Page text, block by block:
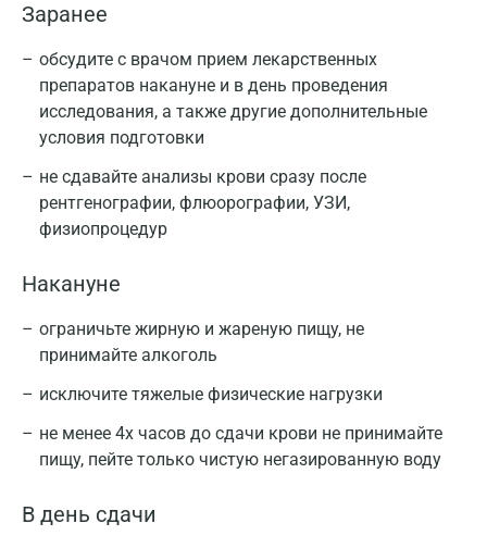
Заранее
обсудите с врачом прием лекарственных
препаратов накануне и в день проведения
исследования, а также другие дополнительные
условия подготовки
не сдавайте анализы крови сразу после
рентгенографии, флюорографии, УЗИ,
физиопроцедур
Накануне
ограничьте жирную и жареную пищу, не
принимайте алкоголь
исключите тяжелые физические нагрузки
не менее 4х часов до сдачи крови не принимайте
пищу, пейте только чистую негазированную воду
В день сдачи